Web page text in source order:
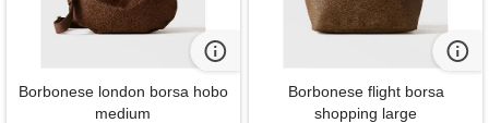
Borbonese london borsa hobo
medium
Borbonese flight borsa
shopping large